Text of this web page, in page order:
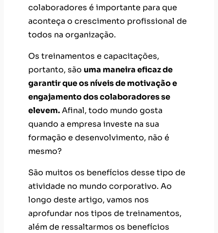
colaboradores é importante para que
aconteça o crescimento profissional de
todos na organização.
Os treinamentos e capacitações,
portanto, são uma maneira eficaz de
garantir que os níveis de motivação e
engajamento dos colaboradores se
elevem.Afinal, todo mundo gosta
quando a empresa investe na sua
formação e desenvolvimento, não é
mesmo?
São muitos os benefícios desse tipo de
atividade no mundo corporativo. Ao
longo deste artigo, vamos nos
aprofundar nos tipos de treinamentos,
além de ressaltarmos os benefícios